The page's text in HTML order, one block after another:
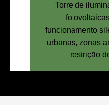
Torre de
funcionamento
urbanas, zonas
restrição